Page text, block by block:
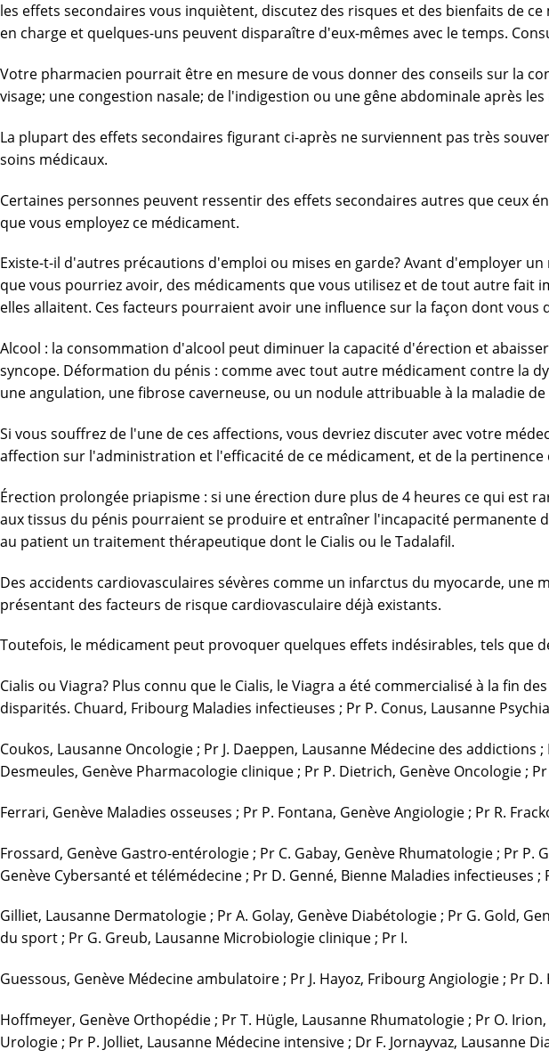
les effets secondaires vous inquiètent, discutez des risques et des bienfaits de
en charge et quelques-uns peuvent disparaître d'eux-mêmes avec le temps.
Votre pharmacien pourrait être en mesure de vous donner des conseils sur la
visage; une congestion nasale; de l'indigestion ou une gêne abdominale après
La plupart des effets secondaires figurant ci-après ne surviennent pas très
soins médicaux.
Certaines personnes peuvent ressentir des effets secondaires autres que ceux
que vous employez ce médicament.
Existe-t-il d'autres précautions d'emploi ou mises en garde? Avant d'employer
que vous pourriez avoir, des médicaments que vous utilisez et de tout autre
elles allaitent. Ces facteurs pourraient avoir une influence sur la façon dont vous
Alcool : la consommation d'alcool peut diminuer la capacité d'érection et
syncope. Déformation du pénis : comme avec tout autre médicament contre la
une angulation, une fibrose caverneuse, ou un nodule attribuable à la maladie
Si vous souffrez de l'une de ces affections, vous devriez discuter avec votre
affection sur l'administration et l'efficacité de ce médicament, et de la
Érection prolongée priapisme : si une érection dure plus de 4 heures ce qui est
aux tissus du pénis pourraient se produire et entraîner l'incapacité
au patient un traitement thérapeutique dont le Cialis ou le Tadalafil.
Des accidents cardiovasculaires sévères comme un infarctus du myocarde,
présentant des facteurs de risque cardiovasculaire déjà existants.
Toutefois, le médicament peut provoquer quelques effets indésirables, tels que
Cialis ou Viagra? Plus connu que le Cialis, le Viagra a été commercialisé à la fin
disparités. Chuard, Fribourg Maladies infectieuses ; Pr P. Conus, Lausanne
Coukos, Lausanne Oncologie ; Pr J. Daeppen, Lausanne Médecine des
Desmeules, Genève Pharmacologie clinique ; Pr P. Dietrich, Genève Oncologie ;
Ferrari, Genève Maladies osseuses ; Pr P. Fontana, Genève Angiologie ; Pr R.
Frossard, Genève Gastro-entérologie ; Pr C. Gabay, Genève Rhumatologie ; Pr
Genève Cybersanté et télémédecine ; Pr D. Genné, Bienne Maladies infectieuses
Gilliet, Lausanne Dermatologie ; Pr A. Golay, Genève Diabétologie ; Pr G. Gold,
du sport ; Pr G. Greub, Lausanne Microbiologie clinique ; Pr I.
Guessous, Genève Médecine ambulatoire ; Pr J. Hayoz, Fribourg Angiologie ; Pr
Hoffmeyer, Genève Orthopédie ; Pr T. Hügle, Lausanne Rhumatologie ; Pr O.
Urologie ; Pr P. Jolliet, Lausanne Médecine intensive ; Dr F. Jornayvaz, Lausanne